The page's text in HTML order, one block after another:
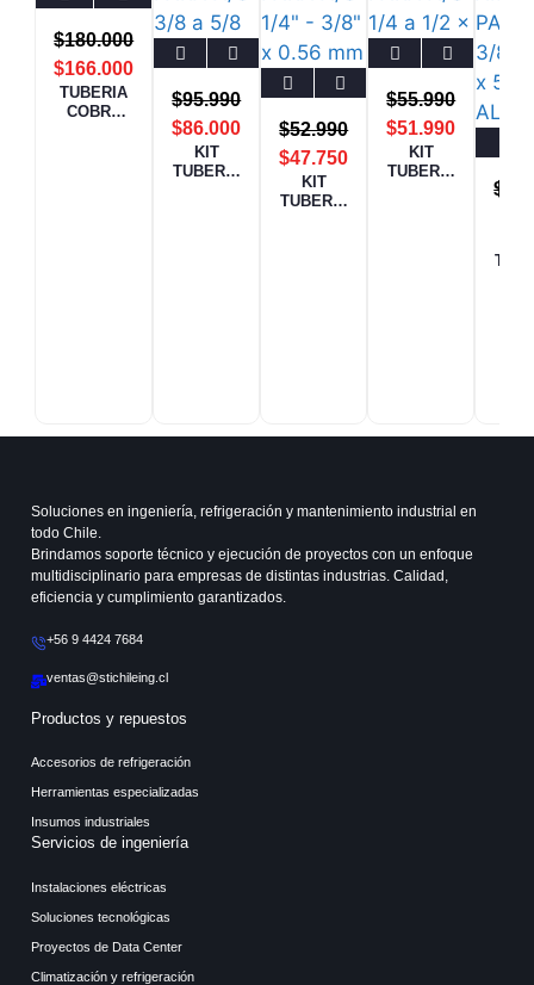
TUBERIA
COBRE
$180.000
$166.000
KIT
TUBERIA
$95.990
$86.000
KIT
TUBERIA
$52.990
$47.750
KIT
TUBERIA
$55.990
$51.990
$
Soluciones en ingeniería, refrigeración y mantenimiento industrial en
todo Chile.
Brindamos soporte técnico y ejecución de proyectos con un enfoque
multidisciplinario para empresas de distintas industrias. Calidad,
eficiencia y cumplimiento garantizados.
+56 9 4424 7684
ventas@stichileing.cl
Productos y repuestos
Accesorios de refrigeración
Herramientas especializadas
Insumos industriales
Servicios de ingeniería
Instalaciones eléctricas
Soluciones tecnológicas
Proyectos de Data Center
Climatización y refrigeración